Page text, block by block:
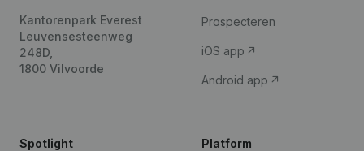
Kantorenpark Everest
Leuvensesteenweg
248D,
1800 Vilvoorde
Prospecteren
iOS app
Android app
Spotlight Platform